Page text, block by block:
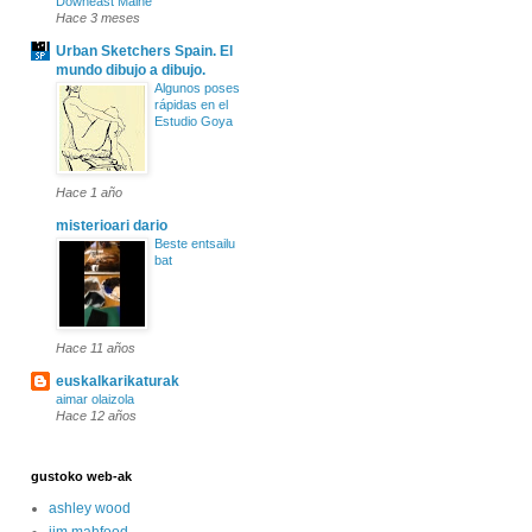
Hace 3 meses
Urban Sketchers Spain. El
mundo dibujo a dibujo.
Algunos poses
rápidas en el
Estudio Goya
Hace 1 año
misterioari dario
Beste entsailu
bat
Hace 11 años
euskalkarikaturak
aimar olaizola
Hace 12 años
gustoko web-ak
ashley wood